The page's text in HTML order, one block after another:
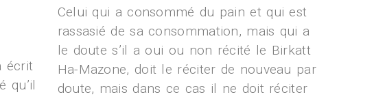
écrit
qu’il
Celui qui a consommé du pain et qui est
rassasié de sa consommation, mais qui a
le doute s’il a oui ou non récité le Birkatt
Ha-Mazone, doit le réciter de nouveau par
doute, mais dans ce cas il ne doit réciter